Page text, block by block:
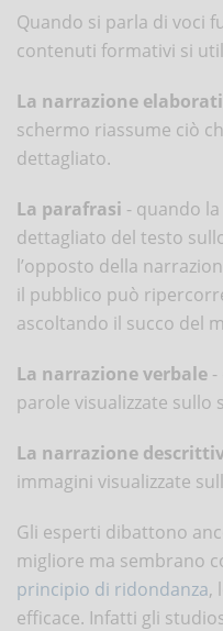
Quando si parla di voci
contenuti formativi si
La narrazione
schermo riassume ciò
dettagliato.
La parafrasi - quando
dettagliato del testo
l’opposto della
il pubblico può
ascoltando il succo del
La narrazione verbale
parole visualizzate sullo
La narrazione
immagini visualizzate
Gli esperti dibattono
migliore ma sembrano
principio di ridondanza,
efficace. Infatti gli